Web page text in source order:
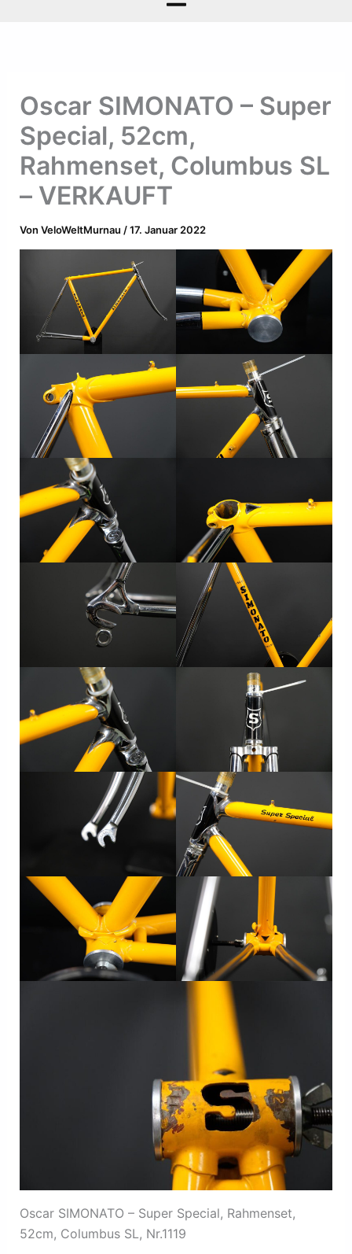
Oscar SIMONATO – Super
Special, 52cm,
Rahmenset, Columbus SL
– VERKAUFT
Von VeloWeltMurnau /17. Januar 2022
Oscar SIMONATO – Super Special, Rahmenset,
52cm, Columbus SL, Nr.1119